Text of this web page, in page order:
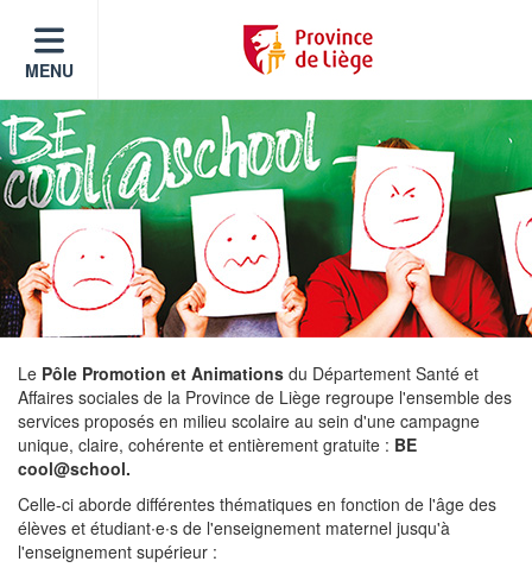
MENU
Le Pôle Promotion et Animations du Département Santé et
Affaires sociales de la Province de Liège regroupe l'ensemble des
services proposés en milieu scolaire au sein d'une campagne
unique, claire, cohérente et entièrement gratuite : BE
cool@school.
Celle-ci aborde différentes thématiques en fonction de l'âge des
élèves et étudiant∙e∙s de l'enseignement maternel jusqu'à
l'enseignement supérieur :